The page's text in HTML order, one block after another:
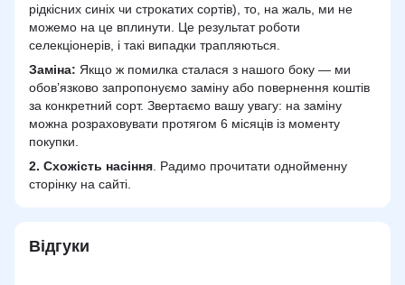
рідкісних синіх чи строкатих сортів), то, на жаль, ми не
можемо на це вплинути. Це результат роботи
селекціонерів, і такі випадки трапляються.
Заміна: Якщо ж помилка сталася з нашого боку — ми
обов’язково запропонуємо заміну або повернення коштів
за конкретний сорт. Звертаємо вашу увагу: на заміну
можна розраховувати протягом 6 місяців із моменту
покупки.
2. Схожість насіння. Радимо прочитати однойменну
сторінку на сайті.
Відгуки